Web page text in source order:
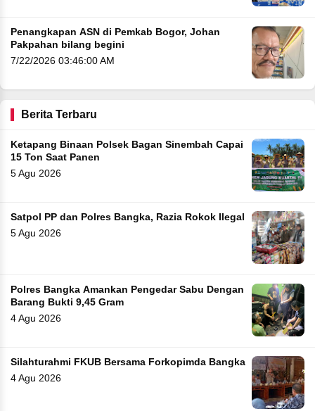
Penangkapan ASN di Pemkab Bogor, Johan
Pakpahan bilang begini
7/22/2026 03:46:00 AM
Berita Terbaru
Ketapang Binaan Polsek Bagan Sinembah Capai
15 Ton Saat Panen
5 Agu 2026
Satpol PP dan Polres Bangka, Razia Rokok Ilegal
5 Agu 2026
Polres Bangka Amankan Pengedar Sabu Dengan
Barang Bukti 9,45 Gram
4 Agu 2026
Silahturahmi FKUB Bersama Forkopimda Bangka
4 Agu 2026